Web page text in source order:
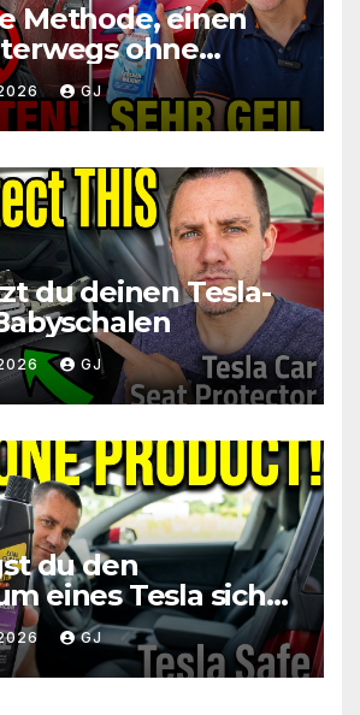
Methode, einen
ohne
waschen und zu
GJ
du deinen Tesla-
GJ
du den
eines Tesla sicher
Bildschirm)
GJ